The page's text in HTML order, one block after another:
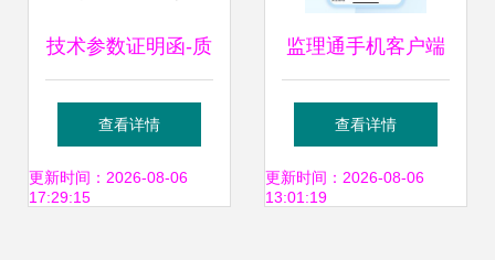
技术参数证明函-质
保证明-修
查看详情
更新时间：2026-08-06
17:29:15
监理通手机客户端
查看详情
更新时间：2026-08-06
13:01:19